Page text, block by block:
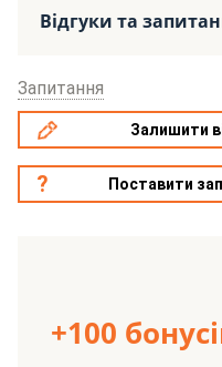
Відгуки та
Запитання
Залишити
Поставити
+100